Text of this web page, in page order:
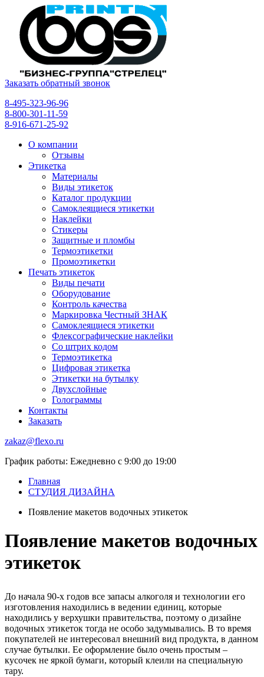
Заказать обратный звонок
8-495-323-96-96
8-800-301-11-59
8-916-671-25-92
О компании
Отзывы
Этикетка
Материалы
Виды этикеток
Каталог продукции
Самоклеящиеся этикетки
Наклейки
Стикеры
Защитные и пломбы
Термоэтикетки
Промоэтикетки
Печать этикеток
Виды печати
Оборудование
Контроль качества
Маркировка Честный ЗНАК
Самоклеящиеся этикетки
Флексографические наклейки
Со штрих кодом
Термоэтикетка
Цифровая этикетка
Этикетки на бутылку
Двухслойные
Голограммы
Контакты
Заказать
zakaz@flexo.ru
График работы: Ежедневно с 9:00 до 19:00
Главная
СТУДИЯ ДИЗАЙНА
Появление макетов водочных этикеток
Появление макетов водочных
этикеток
До начала 90-х годов все запасы алкоголя и технологии его
изготовления находились в ведении единиц, которые
находились у верхушки правительства, поэтому о дизайне
водочных этикеток тогда не особо задумывались. В то время
покупателей не интересовал внешний вид продукта, в данном
случае бутылки. Ее оформление было очень простым –
кусочек не яркой бумаги, который клеили на специальную
тару.